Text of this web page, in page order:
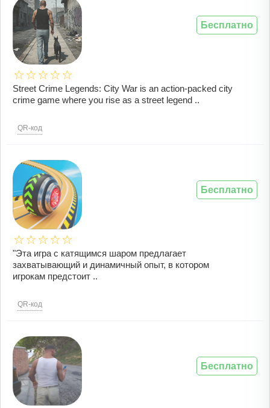
Street Crime Legends: City War is an action-packed city
crime game where you rise as a street legend ..
QR-код
Бесплатно
"Эта игра с катящимся шаром предлагает
захватывающий и динамичный опыт, в котором
игрокам предстоит ..
QR-код
Бесплатно
Бесплатно